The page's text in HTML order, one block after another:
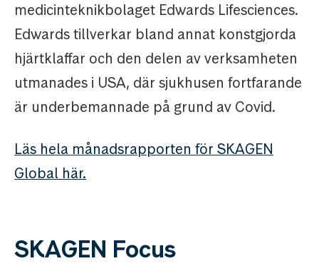
medicinteknikbolaget Edwards Lifesciences.
Edwards tillverkar bland annat konstgjorda
hjärtklaffar och den delen av verksamheten
utmanades i USA, där sjukhusen fortfarande
är underbemannade på grund av Covid.
Läs hela månadsrapporten för SKAGEN
Global här.
SKAGEN Focus